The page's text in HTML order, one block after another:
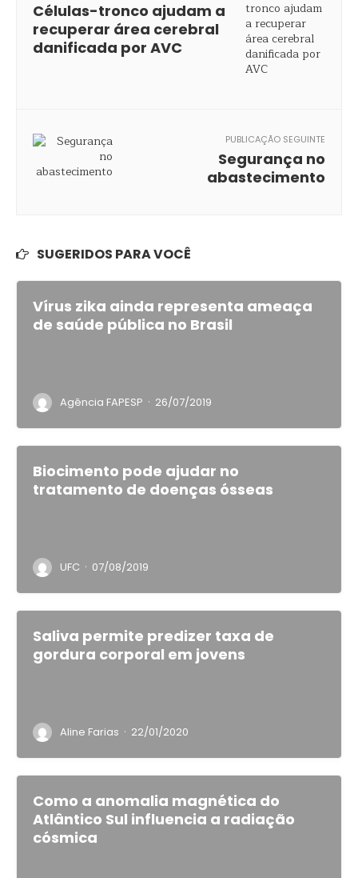
Células-tronco ajudam a
recuperar área cerebral
danificada por AVC
PUBLICAÇÃO SEGUINTE
Segurança no
abastecimento
SUGERIDOS PARA VOCÊ
Vírus zika ainda representa ameaça
de saúde pública no Brasil
Agência FAPESP · 26/07/2019
Biocimento pode ajudar no
tratamento de doenças ósseas
UFC · 07/08/2019
Saliva permite predizer taxa de
gordura corporal em jovens
Aline Farias · 22/01/2020
Como a anomalia magnética do
Atlântico Sul influencia a radiação
cósmica